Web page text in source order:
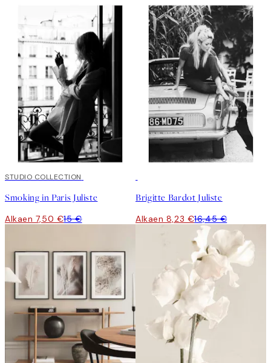
50%*
STUDIO COLLECTION
Smoking in Paris Juliste
Alkaen 7,50 €15 €
Brigitte Bardot Juliste
Alkaen 8,23 €16,45 €